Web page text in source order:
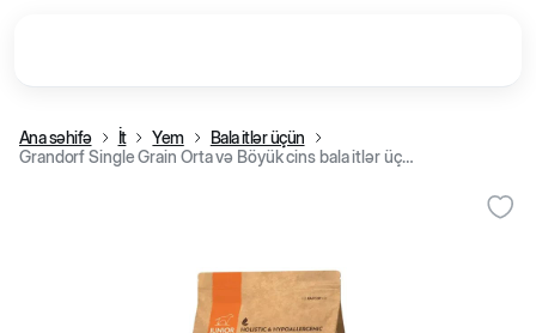
Ana səhifə İt Yem
Bala itlər üçün
Grandorf Single Grain Orta və Böyük cins bala itlər üçün quru yem, quzu və hinduşka əti, kq